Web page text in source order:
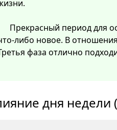
Прекрасный период для
либо новое. В
фаза отлично
дня недели